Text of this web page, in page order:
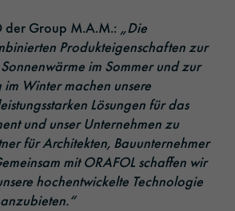
der Group M.A.M.: „Die
Produkteigenschaften zur
im Sommer und zur
Winter machen unsere
Lösungen für das
und unser Unternehmen zu
für Architekten, Bauunternehmer
mit ORAFOL schaffen wir
hochentwickelte Technologie